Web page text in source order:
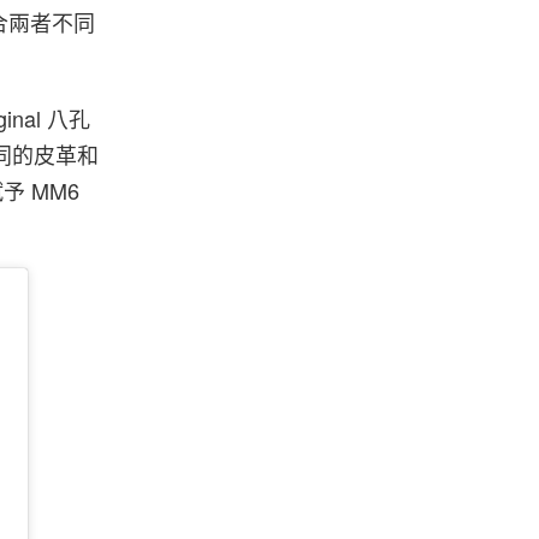
兩者不同
八孔
的皮革和
MM6